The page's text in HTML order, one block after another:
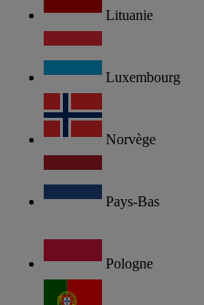
Lituanie
Luxembourg
Norvège
Pays-Bas
Pologne